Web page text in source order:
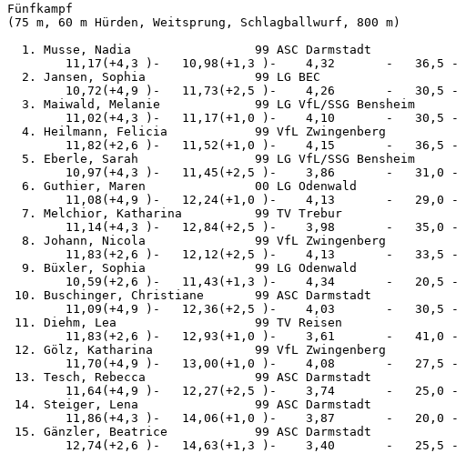
Fünfkampf
(75 m, 60 m Hürden, Weitsprung, Schlagballwurf, 800 m)
1. Musse, Nadia                 99 ASC Darmstadt
11,17(+4,3 )-   10,98(+1,3 )-    4,32       -   36,5 -
2. Jansen, Sophia               99 LG BEC
10,72(+4,9 )-   11,73(+2,5 )-    4,26       -   30,5 -
3. Maiwald, Melanie             99 LG VfL/SSG Bensheim
11,02(+4,3 )-   11,17(+1,0 )-    4,10       -   30,5 -
4. Heilmann, Felicia            99 VfL Zwingenberg
11,82(+2,6 )-   11,52(+1,0 )-    4,15       -   36,5 -
5. Eberle, Sarah                99 LG VfL/SSG Bensheim
10,97(+4,3 )-   11,45(+2,5 )-    3,86       -   31,0 -
6. Guthier, Maren               00 LG Odenwald
11,08(+4,9 )-   12,24(+1,0 )-    4,13       -   29,0 -
7. Melchior, Katharina          99 TV Trebur
11,14(+4,3 )-   12,84(+2,5 )-    3,98       -   35,0 -
8. Johann, Nicola               99 VfL Zwingenberg
11,83(+2,6 )-   12,12(+2,5 )-    4,13       -   33,5 -
9. Büxler, Sophia               99 LG Odenwald
10,59(+2,6 )-   11,43(+1,3 )-    4,34       -   20,5 -
10. Buschinger, Christiane       99 ASC Darmstadt
11,09(+4,9 )-   12,36(+2,5 )-    4,03       -   30,5 -
11. Diehm, Lea                   99 TV Reisen
11,83(+2,6 )-   12,93(+1,0 )-    3,61       -   41,0 -
12. Gölz, Katharina              99 VfL Zwingenberg
11,70(+4,9 )-   13,00(+1,0 )-    4,08       -   27,5 -
13. Tesch, Rebecca               99 ASC Darmstadt
11,64(+4,9 )-   12,27(+2,5 )-    3,74       -   25,0 -
14. Steiger, Lena                99 ASC Darmstadt
11,86(+4,3 )-   14,06(+1,0 )-    3,87       -   20,0 -
15. Gänzler, Beatrice            99 ASC Darmstadt
12,74(+2,6 )-   14,63(+1,3 )-    3,40       -   25,5 -